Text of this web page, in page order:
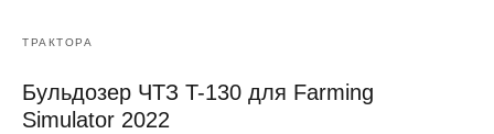
ТРАКТОРА
Бульдозер ЧТЗ T-130 для Farming
Simulator 2022